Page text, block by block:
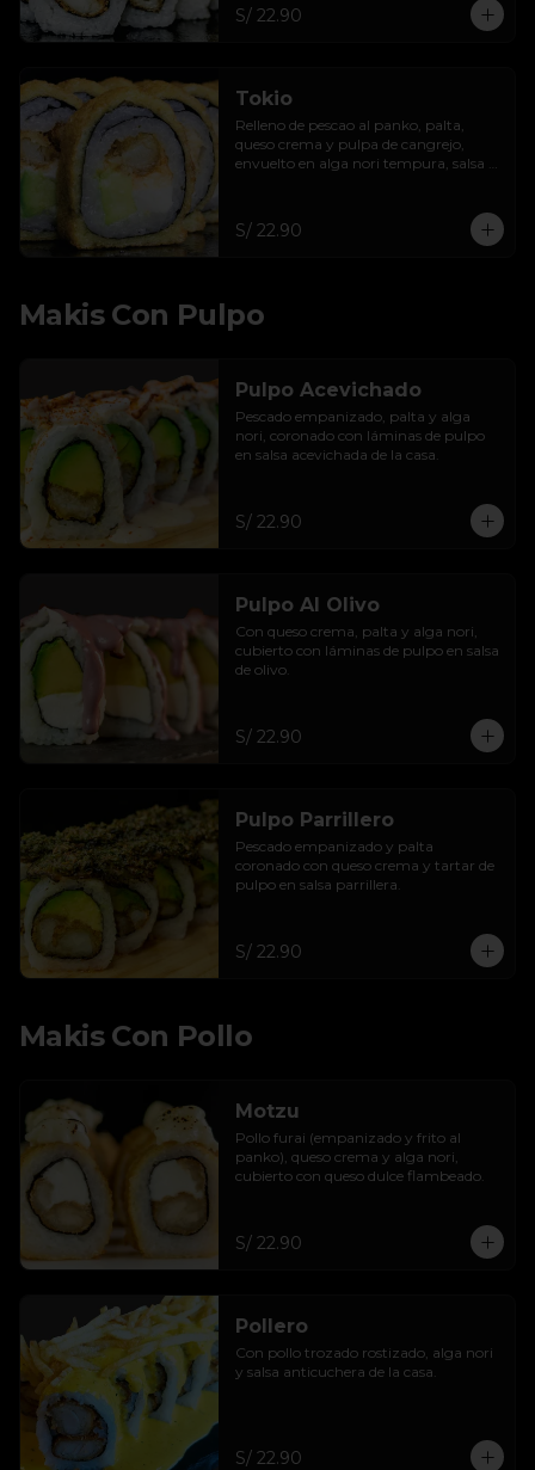
S/ 22.90
Tokio
Relleno de pescao al panko, palta,
queso crema y pulpa de cangrejo,
envuelto en alga nori tempura, salsa
S/ 22.90
Makis Con Pulpo
Pulpo Acevichado
Pescado empanizado, palta y alga
nori, coronado con láminas de pulpo
en salsa acevichada de la casa.
S/ 22.90
Pulpo Al Olivo
Con queso crema, palta y alga nori,
cubierto con láminas de pulpo en salsa
de olivo.
S/ 22.90
Pulpo Parrillero
Pescado empanizado y palta
coronado con queso crema y tartar de
pulpo en salsa parrillera.
S/ 22.90
Makis Con Pollo
Motzu
Pollo furai (empanizado y frito al
panko), queso crema y alga nori,
cubierto con queso dulce flambeado.
S/ 22.90
Pollero
Con pollo trozado rostizado, alga nori
y salsa anticuchera de la casa.
S/ 22.90